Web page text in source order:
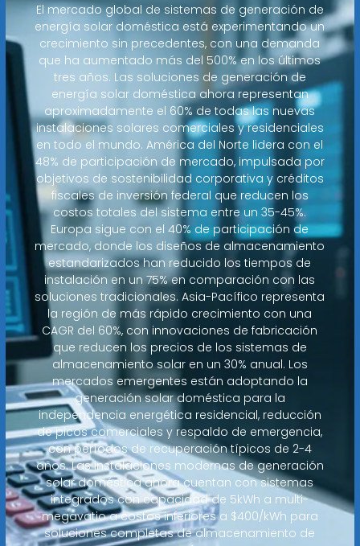
El mercado global de sistemas de generación de
energía solar doméstica está experimentando un
crecimiento sin precedentes, con una demanda
que ha aumentado más del 500% en los últimos
tres años. Las soluciones de generación de
energía solar doméstica ahora representan
aproximadamente el 60% de todas las nuevas
instalaciones solares comerciales y residenciales
en todo el mundo. América del Norte lidera con el
48% de participación de mercado, impulsada por
objetivos de sostenibilidad corporativa y créditos
fiscales de inversión federal que reducen los
costos totales del sistema entre un 35-45%.
Europa sigue con el 40% de participación de
mercado, donde los diseños de almacenamiento
estandarizados han reducido los tiempos de
instalación en un 75% en comparación con las
soluciones tradicionales. Asia-Pacífico representa
la región de más rápido crecimiento con una
CAGR del 60%, con innovaciones de fabricación
que reducen los precios de los sistemas de
almacenamiento solar en un 30% anual. Los
mercados emergentes están adoptando la
generación solar doméstica para la
independencia energética residencial, reducción
de picos comerciales y respaldo de emergencia,
con períodos de recuperación típicos de 2-4
años. Las instalaciones modernas de generación
solar doméstica ahora cuentan con sistemas
integrados con capacidad de 5kWh a multi-
megavatio a costos inferiores a $400/kWh para
soluciones completas de almacenamiento de